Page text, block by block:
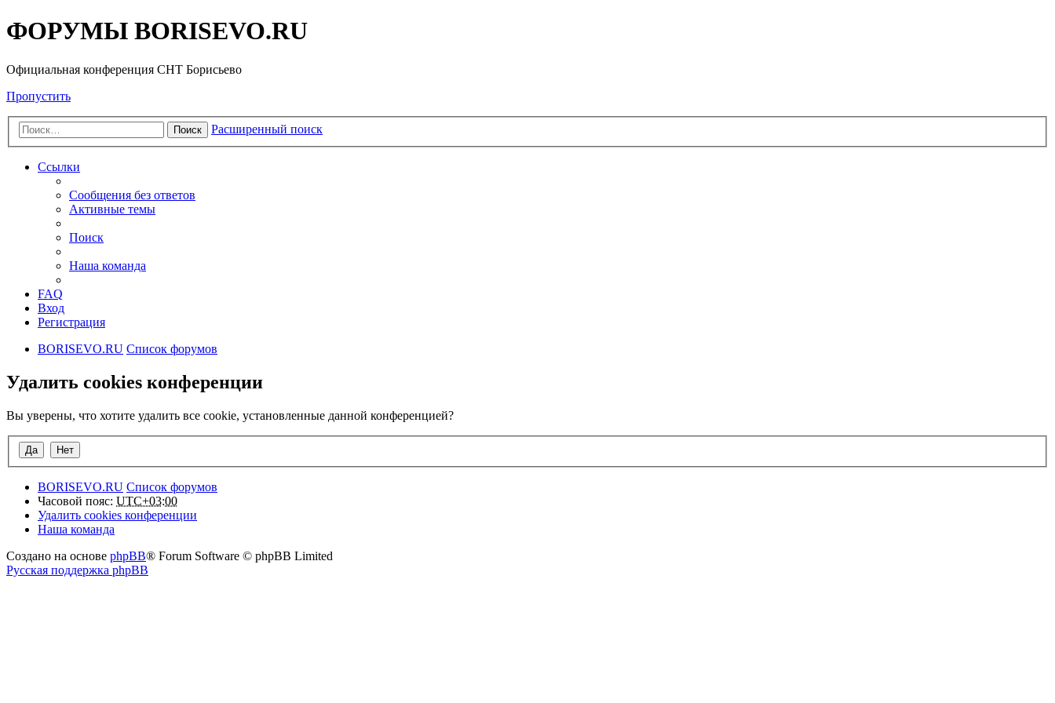
ФОРУМЫ BORISEVO.RU
Официальная конференция СНТ Борисьево
Пропустить
Поиск Расширенный поиск
Ссылки
Сообщения без ответов
Активные темы
Поиск
Наша команда
FAQ
Вход
Регистрация
BORISEVO.RU Список форумов
Удалить cookies конференции
Вы уверены, что хотите удалить все cookie, установленные данной конференцией?
BORISEVO.RU Список форумов
Часовой пояс: UTC+03:00
Удалить cookies конференции
Наша команда
Создано на основе phpBB® Forum Software © phpBB Limited
Русская поддержка phpBB